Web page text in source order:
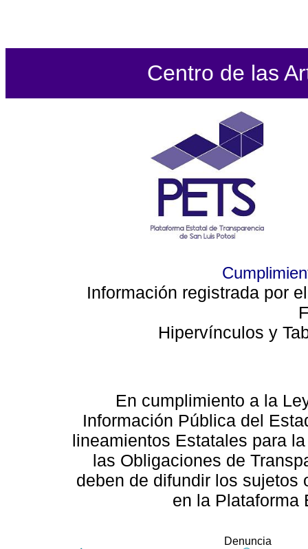
Centro de las
Información registrada por
Hipervínculos y
En cumplimiento a la
Información Pública del
lineamientos Estatales para
las Obligaciones de
deben de difundir los sujetos
en la Plataforma
Denuncia